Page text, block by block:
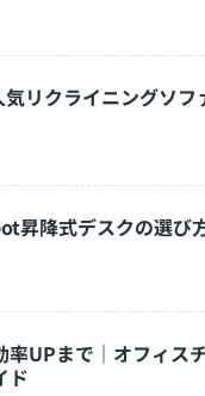
リクライニングソフ
昇降式デスクの選び
率UPまで｜オフィス
ド